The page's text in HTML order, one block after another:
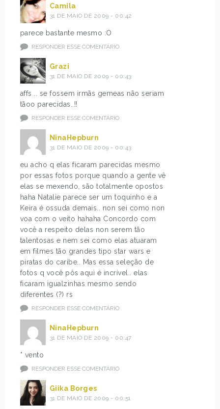
Camila
31 DE MAIO DE 2009 - 00:42
parece bastante mesmo :O
RESPONDER ESSE COMENTÁRIO
Grazi
31 DE MAIO DE 2009 - 00:43
affs .. se fossem irmãs gemeas não seriam
tãoo parecidas..!!
RESPONDER ESSE COMENTÁRIO
NinaHepburn
31 DE MAIO DE 2009 - 00:43
eu acho q elas ficaram parecidas mesmo
por essas fotos porque quando a gente vê
elas se mexendo, são totalmente opostos
haha Natalie parece ser um toquinho e a
Keira é ossuda demais.. non sei como non
voa com o veito hahaha Concordo com
você a respeito delas non serem tão
talentosas e nem sei como elas atuaram
em filmes tão grandes tipo star wars e
piratas do caribe.. Mas essa seleção de
fotos q você pôs aqui é incrível.. elas
ficaram igualzinhas mesmo sendo
diferentes (?) rs
RESPONDER ESSE COMENTÁRIO
NinaHepburn
31 DE MAIO DE 2009 - 00:47
* vento
RESPONDER ESSE COMENTÁRIO
Giika Borges
31 DE MAIO DE 2009 - 00:51